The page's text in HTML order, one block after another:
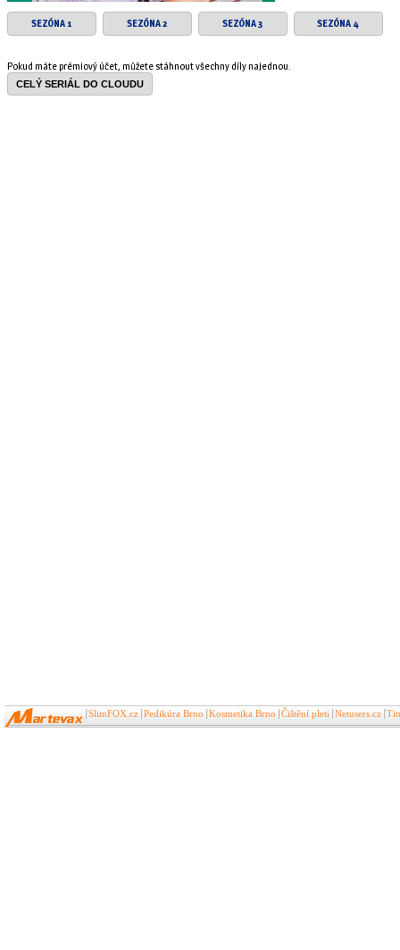
SEZÓNA 1 SEZÓNA 2 SEZÓNA 3 SEZÓNA 4
Pokud máte prémiový účet, můžete stáhnout všechny díly najednou.
CELÝ SERIÁL DO CLOUDU
SlimFOX.cz Pedikúra Brno Kosmetika Brno Čištění pleti Netusers.cz